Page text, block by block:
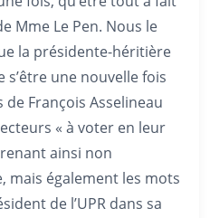
Mme Le Pen. Nous le
la présidente-héritière
une nouvelle fois
François Asselineau
« à voter en leur
ainsi non
mais également les mots
de l’UPR dans sa